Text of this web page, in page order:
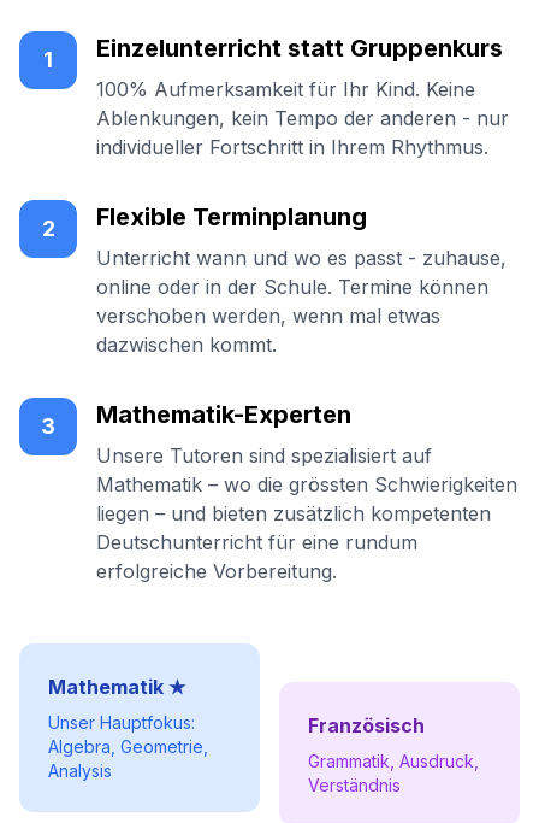
1 Einzelunterricht statt Gruppenkurs
100% Aufmerksamkeit für Ihr Kind. Keine
Ablenkungen, kein Tempo der anderen - nur
individueller Fortschritt in Ihrem Rhythmus.
2 Flexible Terminplanung
Unterricht wann und wo es passt - zuhause,
online oder in der Schule. Termine können
verschoben werden, wenn mal etwas
dazwischen kommt.
3 Mathematik-Experten
Unsere Tutoren sind spezialisiert auf
Mathematik – wo die grössten Schwierigkeiten
liegen – und bieten zusätzlich kompetenten
Deutschunterricht für eine rundum
erfolgreiche Vorbereitung.
Mathematik ★
Unser Hauptfokus:
Algebra, Geometrie,
Analysis
Französisch
Grammatik, Ausdruck,
Verständnis